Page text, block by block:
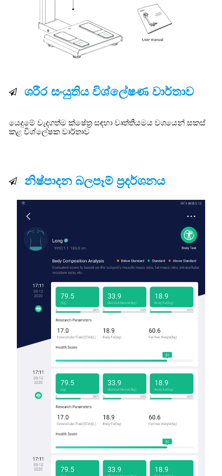
ශරීර සංයුතිය විශ්ලේෂණ වාර්තාව
යෙදුමේ වැදගත්ම ක්ෂේත්‍ර සඳහා වෘත්තීයමය වශයෙන් සකස්
කළ විශ්ලේෂක වාර්තාව
නිෂ්පාදන බලපෑම් ප්‍රදර්ශනය